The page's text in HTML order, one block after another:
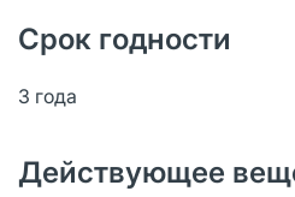
Срок годности
3 года
Действующее